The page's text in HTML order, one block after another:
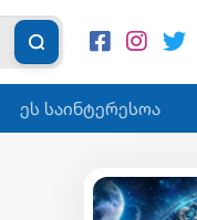
ეს საინტერესოა